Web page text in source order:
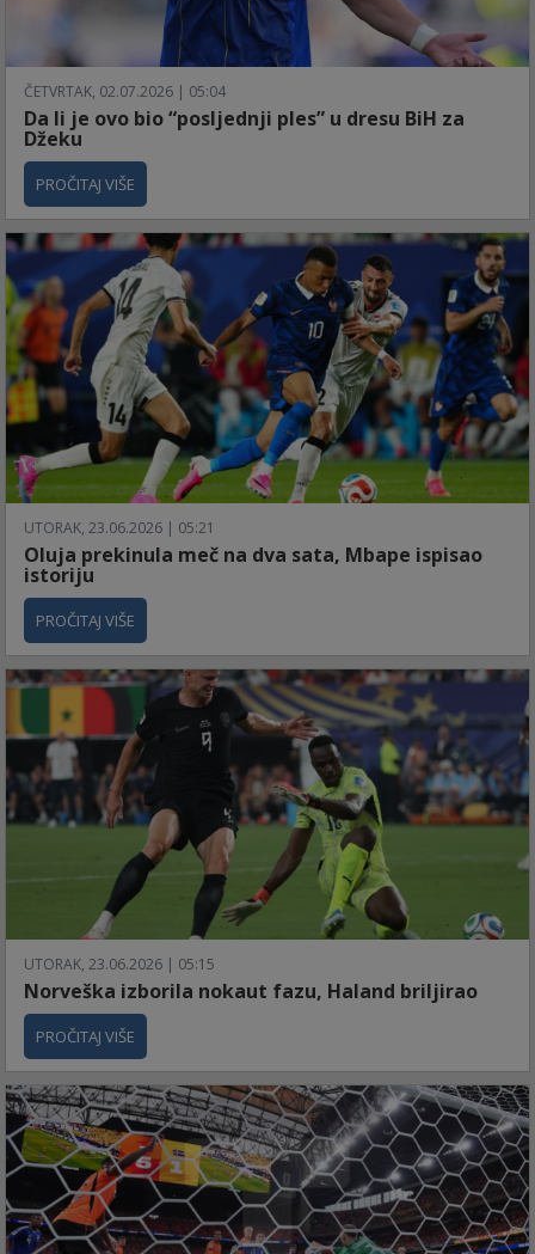
ČETVRTAK, 02.07.2026 | 05:04
Da li je ovo bio “posljednji ples” u dresu BiH za
Džeku
PROČITAJ VIŠE
UTORAK, 23.06.2026 | 05:21
Oluja prekinula meč na dva sata, Mbape ispisao
istoriju
PROČITAJ VIŠE
UTORAK, 23.06.2026 | 05:15
Norveška izborila nokaut fazu, Haland briljirao
PROČITAJ VIŠE